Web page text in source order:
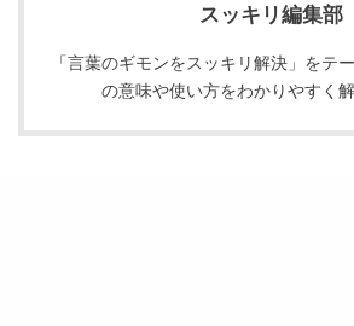
スッキリ編集部
「言葉のギモンをスッキリ解決」をテ
の意味や使い方をわかりやすく解